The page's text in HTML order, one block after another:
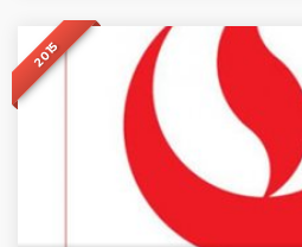
2015